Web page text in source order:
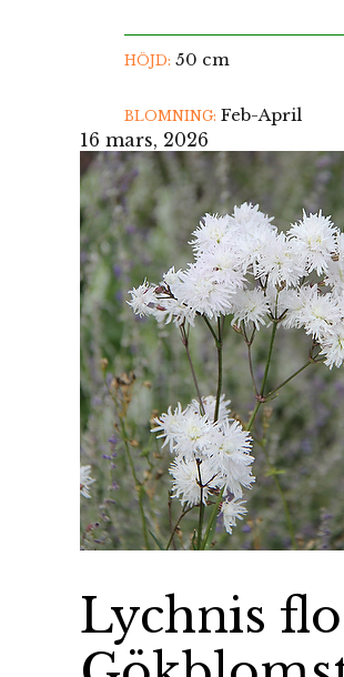
HÖJD: 50 cm
BLOMNING: Feb-April
16 mars, 2026
Lychnis